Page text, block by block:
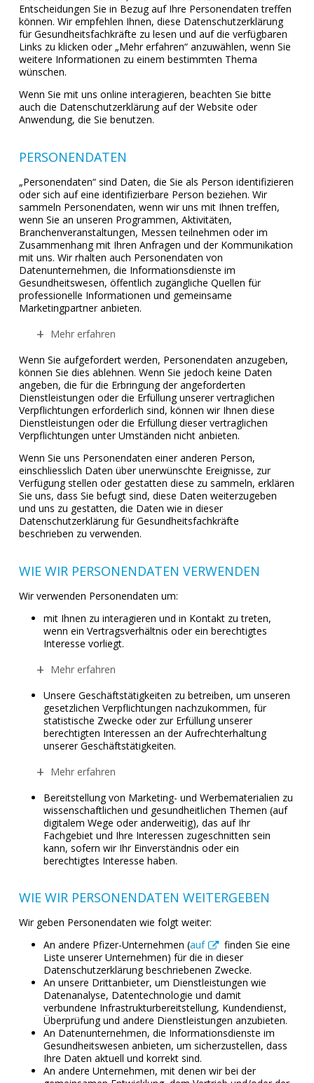
Entscheidungen Sie in Bezug auf Ihre Personendaten treffen
können. Wir empfehlen Ihnen, diese Datenschutzerklärung
für Gesundheitsfachkräfte zu lesen und auf die verfügbaren
Links zu klicken oder „Mehr erfahren“ anzuwählen, wenn Sie
weitere Informationen zu einem bestimmten Thema
wünschen.
Wenn Sie mit uns online interagieren, beachten Sie bitte
auch die Datenschutzerklärung auf der Website oder
Anwendung, die Sie benutzen.
PERSONENDATEN
„Personendaten“ sind Daten, die Sie als Person identifizieren
oder sich auf eine identifizierbare Person beziehen. Wir
sammeln Personendaten, wenn wir uns mit Ihnen treffen,
wenn Sie an unseren Programmen, Aktivitäten,
Branchenveranstaltungen, Messen teilnehmen oder im
Zusammenhang mit Ihren Anfragen und der Kommunikation
mit uns. Wir rhalten auch Personendaten von
Datenunternehmen, die Informationsdienste im
Gesundheitswesen, öffentlich zugängliche Quellen für
professionelle Informationen und gemeinsame
Marketingpartner anbieten.
Mehr erfahren
Wenn Sie aufgefordert werden, Personendaten anzugeben,
können Sie dies ablehnen. Wenn Sie jedoch keine Daten
angeben, die für die Erbringung der angeforderten
Dienstleistungen oder die Erfüllung unserer vertraglichen
Verpflichtungen erforderlich sind, können wir Ihnen diese
Dienstleistungen oder die Erfüllung dieser vertraglichen
Verpflichtungen unter Umständen nicht anbieten.
Wenn Sie uns Personendaten einer anderen Person,
einschliesslich Daten über unerwünschte Ereignisse, zur
Verfügung stellen oder gestatten diese zu sammeln, erklären
Sie uns, dass Sie befugt sind, diese Daten weiterzugeben
und uns zu gestatten, die Daten wie in dieser
Datenschutzerklärung für Gesundheitsfachkräfte
beschrieben zu verwenden.
WIE WIR PERSONENDATEN VERWENDEN
Wir verwenden Personendaten um:
mit Ihnen zu interagieren und in Kontakt zu treten,
wenn ein Vertragsverhältnis oder ein berechtigtes
Interesse vorliegt.
Mehr erfahren
Unsere Geschäftstätigkeiten zu betreiben, um unseren
gesetzlichen Verpflichtungen nachzukommen, für
statistische Zwecke oder zur Erfüllung unserer
berechtigten Interessen an der Aufrechterhaltung
unserer Geschäftstätigkeiten.
Mehr erfahren
Bereitstellung von Marketing- und Werbematerialien zu
wissenschaftlichen und gesundheitlichen Themen (auf
digitalem Wege oder anderweitig), das auf Ihr
Fachgebiet und Ihre Interessen zugeschnitten sein
kann, sofern wir Ihr Einverständnis oder ein
berechtigtes Interesse haben.
WIE WIR PERSONENDATEN WEITERGEBEN
Wir geben Personendaten wie folgt weiter:
An andere Pfizer-Unternehmen (auf
finden Sie eine
Liste unserer Unternehmen) für die in dieser
Datenschutzerklärung beschriebenen Zwecke.
An unsere Drittanbieter, um Dienstleistungen wie
Datenanalyse, Datentechnologie und damit
verbundene Infrastrukturbereitstellung, Kundendienst,
Überprüfung und andere Dienstleistungen anzubieten.
An Datenunternehmen, die Informationsdienste im
Gesundheitswesen anbieten, um sicherzustellen, dass
Ihre Daten aktuell und korrekt sind.
An andere Unternehmen, mit denen wir bei der